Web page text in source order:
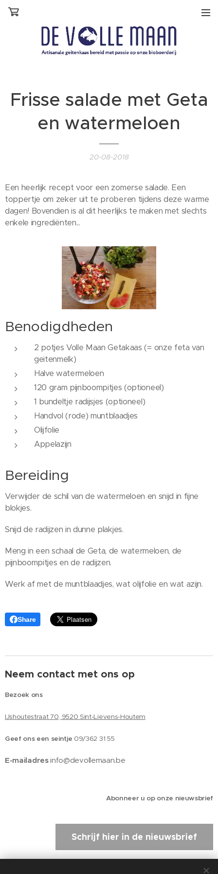
Frisse salade met Geta
en watermeloen
20-08-2018
Een heerlijk recept voor een zomerse salade. Een
toppertje om zeker uit te proberen tijdens deze warme
dagen! Bovendien is al dit heerlijks te maken met slechts
enkele ingrediënten...
Benodigdheden
2 potjes Volle Maan Getakaas (= onze feta van
geitenmelk)
Halve watermeloen
120 gram pijnboompitjes (optioneel)
1 bundeltje radijsjes (optioneel)
Handvol (rode) muntblaadjes
Olijfolie
Appelazijn
Bereiding
Verwijder de schil van de watermeloen en snijd in fijne
blokjes.
Snijd de radijzen in dunne plakjes.
Meng in een schaal de Geta, de watermeloen, de
pijnboompitjes en de radijzen.
Werk af met de muntblaadjes, wat olijfolie en wat azijn.
Share
Neem contact met ons op
Bezoek ons
IJshoutestraat 70, 9520 Sint-Lievens-Houtem
Geef ons een seintje 09/362 31 55
E-mailadresinfo@devollemaan.be
Abonneer u op onze nieuwsbrief
Schrijf hier in de nieuwsbrief